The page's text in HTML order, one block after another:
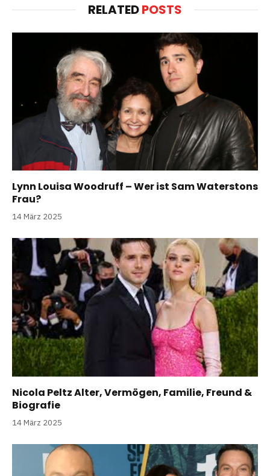
RELATEDPOSTS
Lynn Louisa Woodruff – Wer ist Sam Waterstons
Frau?
14 März 2025
Nicola Peltz Alter, Vermögen, Familie, Freund &
Biografie
14 März 2025